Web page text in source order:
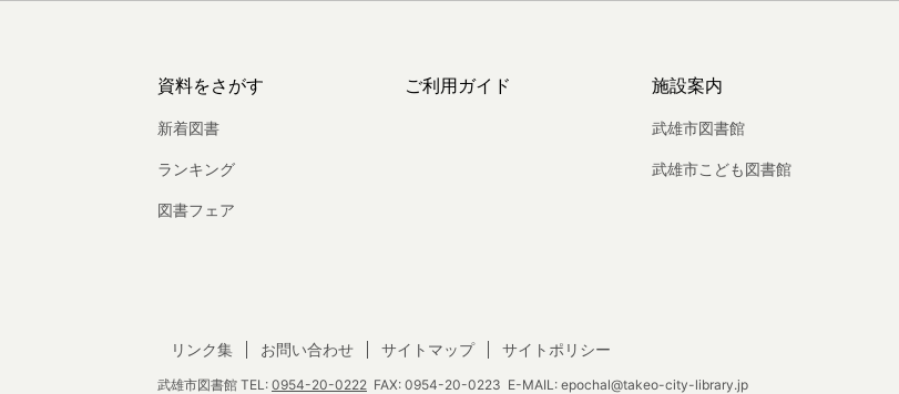
資料をさがす
新着図書
ランキング
図書フェア
ご利用ガイド 施設案内
武雄市図書館
武雄市こども図書館
武雄市図書館 TEL: 0954-20-0222 FAX: 0954-20-0223 E-MAIL: epochal@takeo-city-library.jp
リンク集 お問い合わせ サイトマップ サイトポリシー